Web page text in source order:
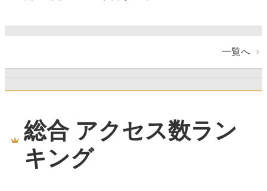
一覧へ
総合 アクセス数ラン
キング